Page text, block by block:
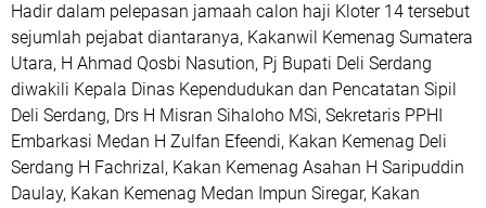
Hadir dalam pelepasan jamaah calon haji Kloter 14 tersebut
sejumlah pejabat diantaranya, Kakanwil Kemenag Sumatera
Utara, H Ahmad Qosbi Nasution, Pj Bupati Deli Serdang
diwakili Kepala Dinas Kependudukan dan Pencatatan Sipil
Deli Serdang, Drs H Misran Sihaloho MSi, Sekretaris PPHI
Embarkasi Medan H Zulfan Efeendi, Kakan Kemenag Deli
Serdang H Fachrizal, Kakan Kemenag Asahan H Saripuddin
Daulay, Kakan Kemenag Medan Impun Siregar, Kakan